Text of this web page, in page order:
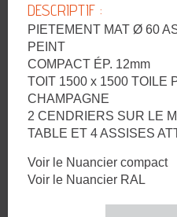
DESCRIPTIF :
PIETEMENT MAT Ø 60
PEINT
COMPACT ÉP. 12mm
TOIT 1500 x 1500 TOILE
CHAMPAGNE
2 CENDRIERS SUR LE
TABLE ET 4 ASSISES
Voir le Nuancier compact
Voir le Nuancier RAL